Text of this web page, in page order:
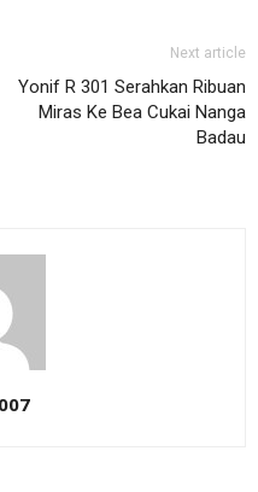
Next article
Yonif R 301 Serahkan Ribuan
Miras Ke Bea Cukai Nanga
Badau